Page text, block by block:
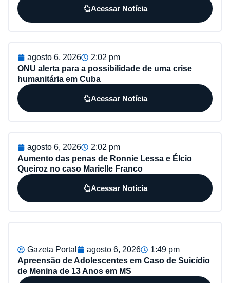
Acessar Notícia
agosto 6, 2026
2:02 pm
ONU alerta para a possibilidade de uma crise
humanitária em Cuba
Acessar Notícia
agosto 6, 2026
2:02 pm
Aumento das penas de Ronnie Lessa e Élcio
Queiroz no caso Marielle Franco
Acessar Notícia
Gazeta Portal agosto 6, 2026
1:49 pm
Apreensão de Adolescentes em Caso de Suicídio
de Menina de 13 Anos em MS